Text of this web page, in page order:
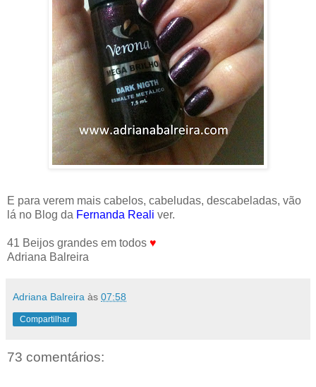
E para verem mais cabelos, cabeludas, descabeladas, vão
lá no Blog da Fernanda Reali ver.
41 Beijos grandes em todos ♥
Adriana Balreira
Adriana Balreira às 07:58
Compartilhar
73 comentários: